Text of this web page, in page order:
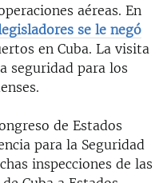
aéreas. En
se le negó
en Cuba. La visita
seguridad para los
de Estados
para la Seguridad
inspecciones de las